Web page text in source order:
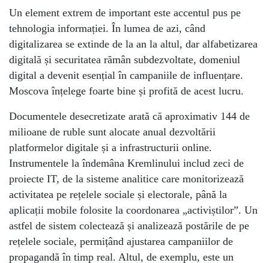
Un element extrem de important este accentul pus pe
tehnologia informației. În lumea de azi, când
digitalizarea se extinde de la an la altul, dar alfabetizarea
digitală și securitatea rămân subdezvoltate, domeniul
digital a devenit esențial în campaniile de influențare.
Moscova înțelege foarte bine și profită de acest lucru.
Documentele desecretizate arată că aproximativ 144 de
milioane de ruble sunt alocate anual dezvoltării
platformelor digitale și a infrastructurii online.
Instrumentele la îndemâna Kremlinului includ zeci de
proiecte IT, de la sisteme analitice care monitorizează
activitatea pe rețelele sociale și electorale, până la
aplicații mobile folosite la coordonarea „activiștilor”. Un
astfel de sistem colectează și analizează postările de pe
rețelele sociale, permițând ajustarea campaniilor de
propagandă în timp real. Altul, de exemplu, este un